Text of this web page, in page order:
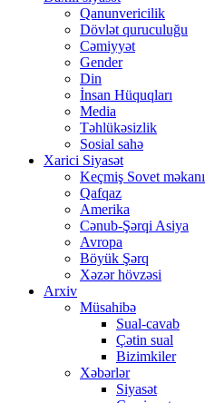
Qanunvericilik
Dövlət quruculuğu
Cəmiyyət
Gender
Din
İnsan Hüquqları
Media
Təhlükəsizlik
Sosial sahə
Xarici Siyasət
Keçmiş Sovet məkanı
Qafqaz
Amerika
Cənub-Şərqi Asiya
Avropa
Böyük Şərq
Xəzər hövzəsi
Arxiv
Müsahibə
Sual-cavab
Çətin sual
Bizimkiler
Xəbərlər
Siyasət